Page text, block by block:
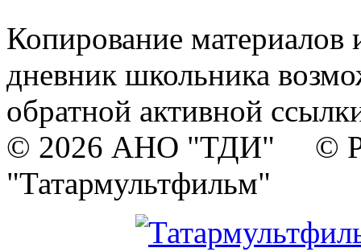
Копирование материалов
дневник школьника
обратной активной
© 2026 АНО "ТДИ" ©
"Татармультфильм"